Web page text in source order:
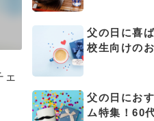
父の日に喜
校生向けの
父の日にお
ム特集！60